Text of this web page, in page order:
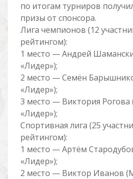
по итогам турниров
призы от спонсора.
Лига чемпионов (12
рейтингом):
1 место — Андрей
«Лидер»);
2 место — Семëн
«Лидер»);
3 место — Виктория
«Лидер»);
Спортивная лига (25
рейтингом):
1 место — Артëм
«Лидер»);
2 место — Виктор Иванов